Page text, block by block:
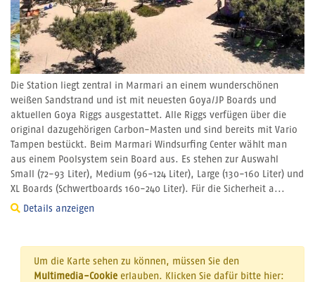
Die Station liegt zentral in Marmari an einem wunderschönen
weißen Sandstrand und ist mit neuesten Goya/JP Boards und
aktuellen Goya Riggs ausgestattet. Alle Riggs verfügen über die
original dazugehörigen Carbon-Masten und sind bereits mit Vario
Tampen bestückt. Beim Marmari Windsurfing Center wählt man
aus einem Poolsystem sein Board aus. Es stehen zur Auswahl
Small (72-93 Liter), Medium (96-124 Liter), Large (130-160 Liter) und
XL Boards (Schwertboards 160-240 Liter). Für die Sicherheit a...
Details anzeigen
Um die Karte sehen zu können, müssen Sie den
Multimedia-Cookieerlauben. Klicken Sie dafür bitte hier: